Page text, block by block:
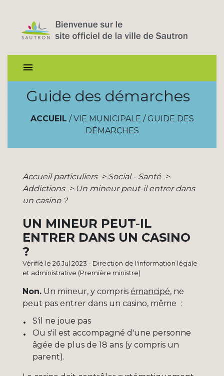
menu
Guide des démarches
ACCUEIL / VIE MUNICIPALE / GUIDE DES
DÉMARCHES
Accueil particuliers > Social - Santé >
Addictions > Un mineur peut-il entrer dans
un casino ?
UN MINEUR PEUT-IL
ENTRER DANS UN CASINO
?
Vérifié le 26 Jul 2023 - Direction de l'information légale
et administrative (Première ministre)
Non. Un mineur, y compris émancipé, ne
peut pas entrer dans un casino, même :
S'il ne joue pas
Ou s'il est accompagné d'une personne
âgée de plus de 18 ans (y compris un
parent).